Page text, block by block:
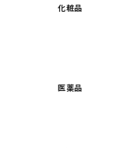
化粧品
医薬品